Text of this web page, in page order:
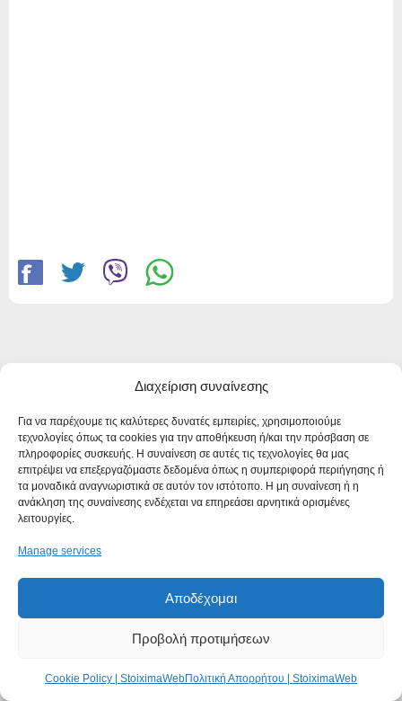
Διαχείριση συναίνεσης
Για να παρέχουμε τις καλύτερες δυνατές εμπειρίες, χρησιμοποιούμε
τεχνολογίες όπως τα cookies για την αποθήκευση ή/και την πρόσβαση σε
πληροφορίες συσκευής. Η συναίνεση σε αυτές τις τεχνολογίες θα μας
επιτρέψει να επεξεργαζόμαστε δεδομένα όπως η συμπεριφορά περιήγησης ή
τα μοναδικά αναγνωριστικά σε αυτόν τον ιστότοπο. Η μη συναίνεση ή η
ανάκληση της συναίνεσης ενδέχεται να επηρεάσει αρνητικά ορισμένες
λειτουργίες.
Manage services
Αποδέχομαι
Προβολή προτιμήσεων
Cookie Policy | StoiximaWebΠολιτική Απορρήτου | StoiximaWeb
ΣΧΕΤΙΚΑ ΑΡΘΡΑ
27 Μαρτίου, 2026